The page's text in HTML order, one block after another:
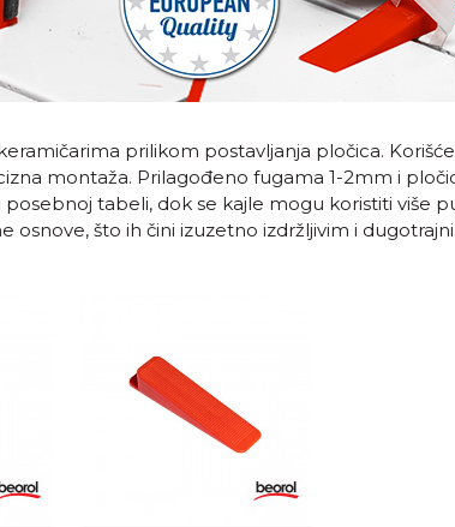
prilikom postavljanja pločica.
montaža. Prilagođeno fugama 1-2mm i
tabeli, dok se kajle mogu koristiti više
što ih čini izuzetno izdržljivim i